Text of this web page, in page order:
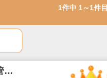
1件中 1～1件目
これが噂の裏カルテ ギン勃ちイメこき痴療院～天使達が射精管理してくれる噂は本当だった～